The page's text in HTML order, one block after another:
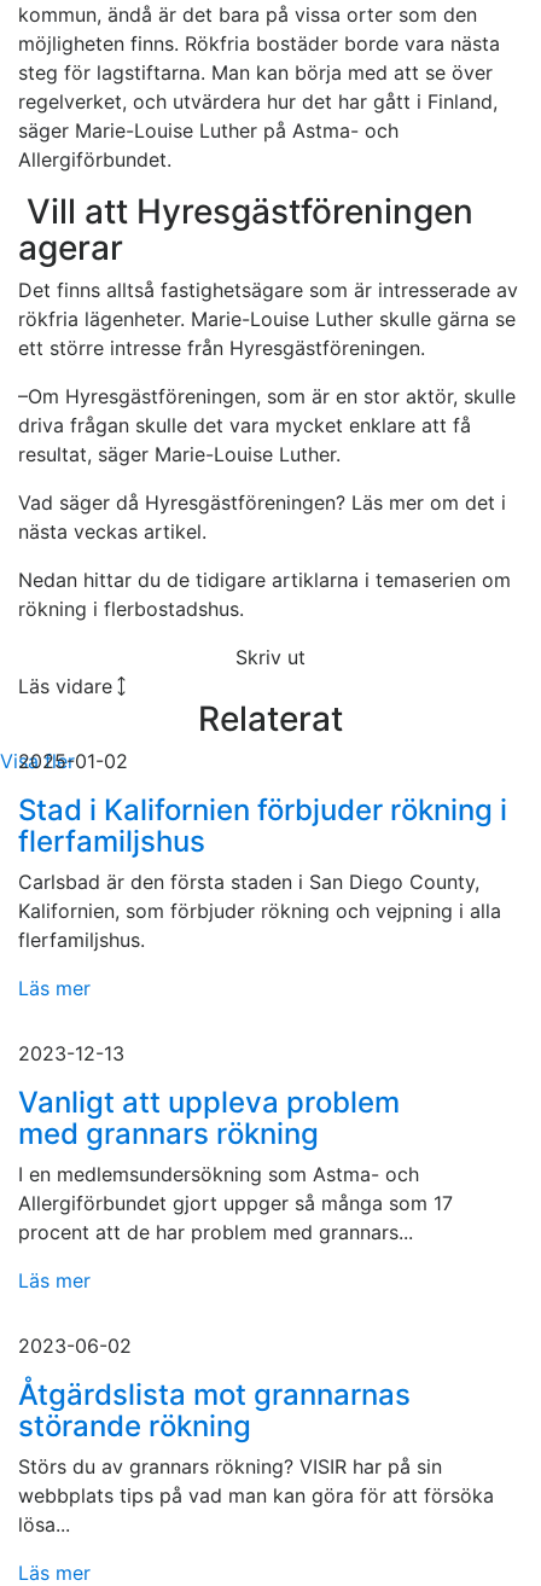
kommun, ändå är det bara på vissa orter som den
möjligheten finns. Rökfria bostäder borde vara nästa
steg för lagstiftarna. Man kan börja med att se över
regelverket, och utvärdera hur det har gått i Finland,
säger Marie-Louise Luther på Astma- och
Allergiförbundet.
Vill att Hyresgästföreningen
agerar
Det finns alltså fastighetsägare som är intresserade av
rökfria lägenheter. Marie-Louise Luther skulle gärna se
ett större intresse från Hyresgästföreningen.
–Om Hyresgästföreningen, som är en stor aktör, skulle
driva frågan skulle det vara mycket enklare att få
resultat, säger Marie-Louise Luther.
Vad säger då Hyresgästföreningen? Läs mer om det i
nästa veckas artikel.
Nedan hittar du de tidigare artiklarna i temaserien om
rökning i flerbostadshus.
Skriv ut
Läs vidare
Relaterat
2025-01-02
Stad i Kalifornien förbjuder rökning i
flerfamiljshus
Carlsbad är den första staden i San Diego County,
Kalifornien, som förbjuder rökning och vejpning i alla
flerfamiljshus.
Läs mer
2023-12-13
Vanligt att uppleva problem
med grannars rökning
I en medlemsundersökning som Astma- och
Allergiförbundet gjort uppger så många som 17
procent att de har problem med grannars...
Läs mer
2023-06-02
Åtgärdslista mot grannarnas
störande rökning
Störs du av grannars rökning? VISIR har på sin
webbplats tips på vad man kan göra för att försöka
lösa...
Läs mer
Visa fler